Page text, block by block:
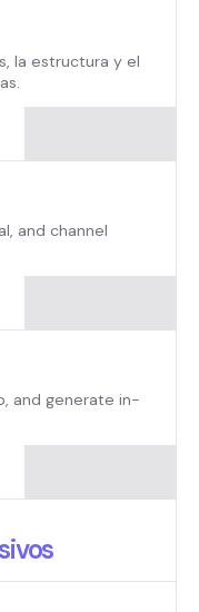
la estructura y el
and channel
and generate in-